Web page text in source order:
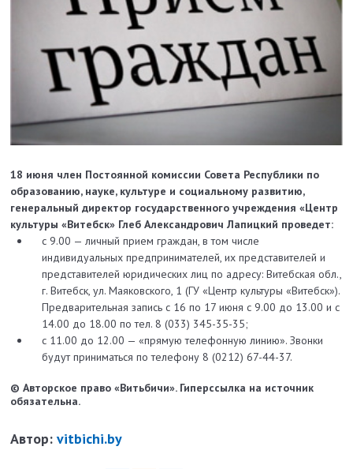
18 июня член Постоянной комиссии Совета Республики по
образованию, науке, культуре и социальному развитию,
генеральный директор государственного учреждения «Центр
культуры «Витебск» Глеб Александрович Лапицкий проведет:
с 9.00 — личный прием граждан, в том числе
индивидуальных предпринимателей, их представителей и
представителей юридических лиц по адресу: Витебская обл.,
г. Витебск, ул. Маяковского, 1 (ГУ «Центр культуры «Витебск»).
Предварительная запись с 16 по 17 июня с 9.00 до 13.00 и с
14.00 до 18.00 по тел. 8 (033) 345-35-35;
с 11.00 до 12.00 — «прямую телефонную линию». Звонки
будут приниматься по телефону 8 (0212) 67-44-37.
© Авторское право «Витьбичи». Гиперссылка на источник
обязательна.
Автор:vitbichi.by